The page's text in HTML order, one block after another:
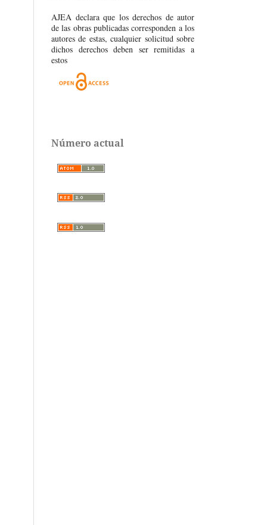
AJEA declara que los derechos de autor
de las obras publicadas corresponden a los
autores de estas, cualquier solicitud sobre
dichos derechos deben ser remitidas a
estos
Número actual